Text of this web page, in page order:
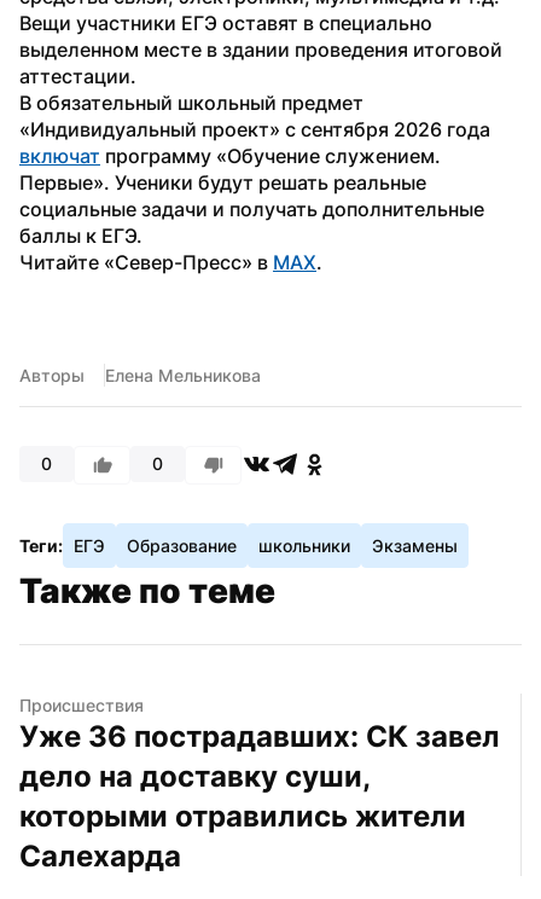
Вещи участники ЕГЭ оставят в специально
выделенном месте в здании проведения итоговой
аттестации.
В обязательный школьный предмет
включат программу «Обучение служением.
Первые». Ученики будут решать реальные
социальные задачи и получать дополнительные
баллы к ЕГЭ.
Читайте «Север-Пресс» в MAX.
Авторы Елена Мельникова
0 0
Теги: ЕГЭ Образование школьники Экзамены
Также по теме
Происшествия
Уже 36 пострадавших: СК завел
дело на доставку суши,
которыми отравились жители
Салехарда